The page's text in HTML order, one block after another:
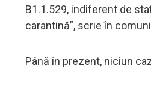
B1.1.529, indiferent de
carantină”, scrie în
Până în prezent, niciun